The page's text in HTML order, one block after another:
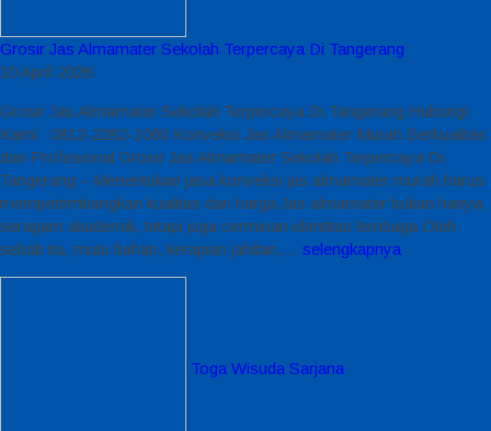
Grosir Jas Almamater Sekolah Terpercaya Di Tangerang
10 April 2026
Grosir Jas Almamater Sekolah Terpercaya Di Tangerang Hubungi
Kami : 0812-2282-1060 Konveksi Jas Almamater Murah Berkualitas
dan Profesional Grosir Jas Almamater Sekolah Terpercaya Di
Tangerang – Menentukan jasa konveksi jas almamater murah harus
mempertimbangkan kualitas dan harga Jas almamater bukan hanya
seragam akademik, tetapi juga cerminan identitas lembaga Oleh
sebab itu, mutu bahan, kerapian jahitan,… selengkapnya
Toga Wisuda Sarjana